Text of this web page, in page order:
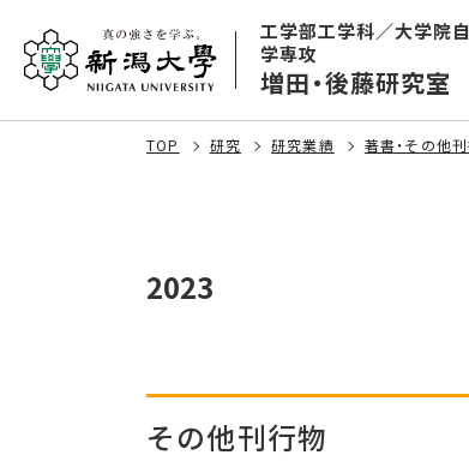
工学部工学科／大学院
学専攻
増田・後藤研究室
TOP 研究 研究業績 著書・その他
2023
その他刊行物